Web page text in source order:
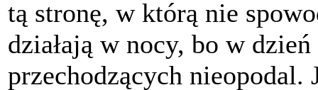
tą stronę, w którą nie
działają w nocy, bo w
przechodzących nieopodal.